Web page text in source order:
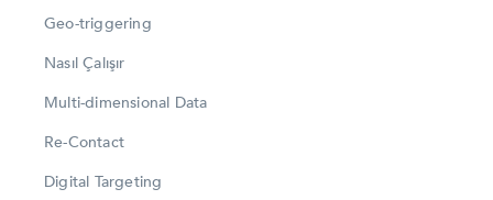
Geo-triggering
Nasıl Çalışır
Multi-dimensional Data
Re-Contact
Digital Targeting